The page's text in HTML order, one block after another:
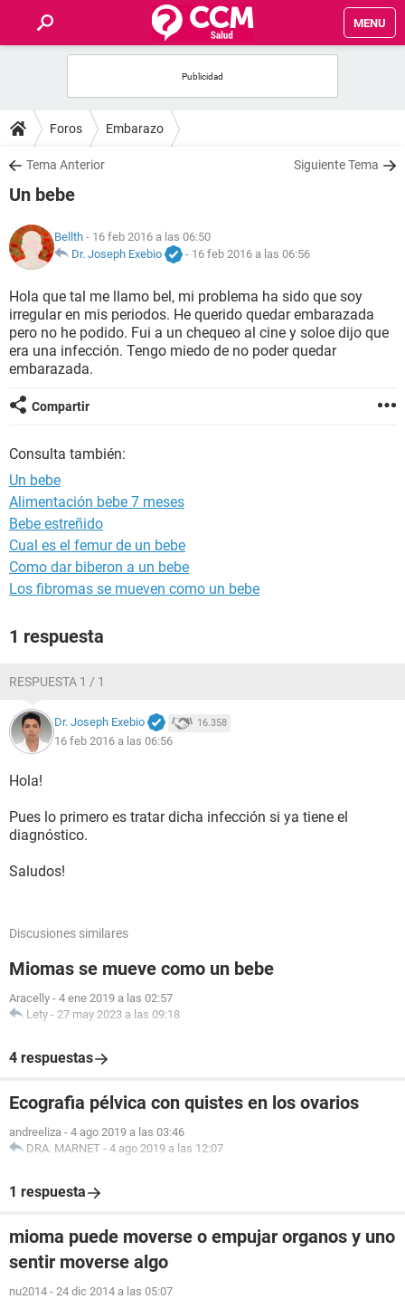
MENU
FOROS
SALUD
NUTRICIÓN
BIENESTAR
SEXUALIDAD
GLOSARIO
Foros Embarazo
Tema Anterior Siguiente Tema
Un bebe
Bellth - 16 feb 2016 a las 06:50
Dr. Joseph Exebio
- 16 feb 2016 a las 06:56
Hola que tal me llamo bel, mi problema ha sido que soy
irregular en mis periodos. He querido quedar embarazada
pero no he podido. Fui a un chequeo al cine y soloe dijo que
era una infección. Tengo miedo de no poder quedar
embarazada.
Compartir
Consulta también:
Un bebe
Alimentación bebe 7 meses
Bebe estreñido
Cual es el femur de un bebe
Como dar biberon a un bebe
Los fibromas se mueven como un bebe
1 respuesta
RESPUESTA 1 / 1
Dr. Joseph Exebio 16.358
16 feb 2016 a las 06:56
Hola!
Pues lo primero es tratar dicha infección si ya tiene el
diagnóstico.
Saludos!
Discusiones similares
Miomas se mueve como un bebe
Aracelly - 4 ene 2019 a las 02:57
Lety - 27 may 2023 a las 09:18
4 respuestas
Ecografia pélvica con quistes en los ovarios
andreeliza - 4 ago 2019 a las 03:46
DRA. MARNET - 4 ago 2019 a las 12:07
1 respuesta
mioma puede moverse o empujar organos y uno
sentir moverse algo
nu2014 - 24 dic 2014 a las 05:07